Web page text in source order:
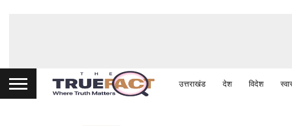
उत्तराखंड देश विदेश